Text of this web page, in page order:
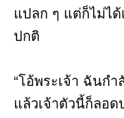
แปลก ๆ แต่ก็ไม่ได้
ปกติ
“โอ้พระเจ้า ฉันก
แล้วเจ้าตัวนี้ก็ลอ